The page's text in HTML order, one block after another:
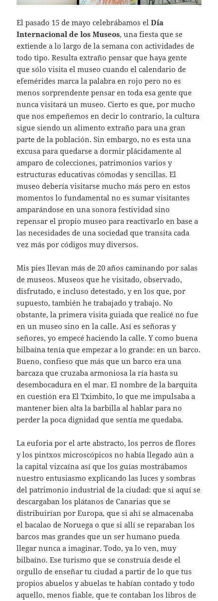
El pasado 15 de mayo celebrábamos elDía
Internacional de los Museos, una fiesta que se
extiende a lo largo de la semana con actividades de
todo tipo. Resulta extraño pensar que haya gente
que sólo visita el museo cuando el calendario de
efemérides marca la palabra en rojo pero no es
menos sorprendente pensar en toda esa gente que
nunca visitará un museo. Cierto es que, por mucho
que nos empeñemos en decir lo contrario, la cultura
sigue siendo un alimento extraño para una gran
parte de la población. Sin embargo, no es esta una
excusa para quedarse a dormir plácidamente al
amparo de colecciones, patrimonios varios y
estructuras educativas cómodas y sencillas. El
museo debería visitarse mucho más pero en estos
momentos lo fundamental no es sumar visitantes
amparándose en una sonora festividad sino
repensar el propio museo para reactivarlo en base a
las necesidades de una sociedad que transita cada
vez más por códigos muy diversos.
Mis pies llevan más de 20 años caminando por salas
de museos. Museos que he visitado, observado,
disfrutado, e incluso detestado, y en los que, por
supuesto, también he trabajado y trabajo. No
obstante, la primera visita guiada que realicé no fue
en un museo sino en la calle. Así es señoras y
señores, yo empecé haciendo la calle. Y como buena
bilbaína tenía que empezar a lo grande: en un barco.
Bueno, confieso que más que un barco era una
barcaza que cruzaba armoniosa la ría hasta su
desembocadura en el mar. El nombre de la barquita
en cuestión era El Tximbito, lo que me impulsaba a
mantener bien alta la barbilla al hablar para no
perder la poca dignidad que sentía me quedaba.
La euforia por el arte abstracto, los perros de flores
y los pintxos microscópicos no había llegado aún a
la capital vizcaína así que los guías mostrábamos
nuestro entusiasmo explicando las luces y sombras
del patrimonio industrial de la ciudad: que si aquí se
descargaban los plátanos de Canarias que se
distribuirían por Europa, que si ahí se almacenaba
el bacalao de Noruega o que si allí se reparaban los
barcos mas grandes que un ser humano pueda
llegar nunca a imaginar. Todo, ya lo ven, muy
bilbaíno. Ese turismo que se construía desde el
orgullo de enseñar tu ciudad a partir de lo que tus
propios abuelos y abuelas te habían contado y todo
aquello, menos fiable, que te contaban los libros de